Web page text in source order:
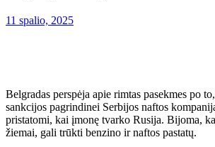
11 spalio, 2025
Belgradas perspėja apie rimtas pasekmes po
sankcijos pagrindinei Serbijos naftos
pristatomi, kai įmonę tvarko Rusija. Bijoma,
žiemai, gali trūkti benzino ir naftos pastatų.